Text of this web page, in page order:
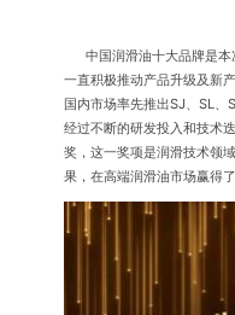
中国润滑油十大品牌是本
一直积极推动产品升级及新
国内市场率先推出SJ、SL
经过不断的研发投入和技术
奖，这一奖项是润滑技术领
果，在高端润滑油市场赢得